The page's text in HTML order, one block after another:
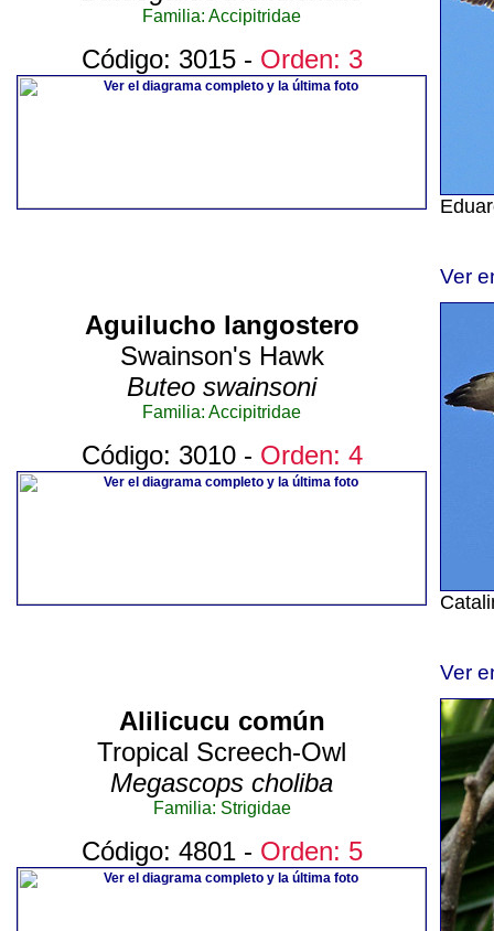
Familia: Accipitridae
Código: 3015 - Orden: 3
Ver
Aguilucho langostero
Swainson's Hawk
Buteo swainsoni
Familia: Accipitridae
Código: 3010 - Orden: 4
Ver
Alilicucu común
Tropical Screech-Owl
Megascops choliba
Familia: Strigidae
Código: 4801 - Orden: 5